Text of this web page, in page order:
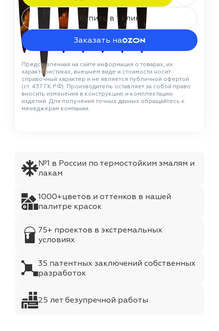
Купить в 1 клик
Заказать на
Представленная на сайте информация о товарах, их
характеристиках, внешнем виде и стоимости носит
справочный характер и не является публичной офертой
(ст. 437 ГК РФ). Производитель оставляет за собой право
вносить изменения в конструкцию и комплектацию
изделий. Для получения точных данных обращайтесь к
менеджерам компании.
№1 в России по термостойким эмалям и
лакам
1000+цветов и оттенков в нашей
палитре красок
75+ проектов в экстремальных
условиях
35 патентных заключений собственных
разработок
25 лет безупречной работы